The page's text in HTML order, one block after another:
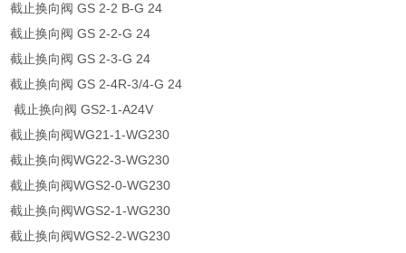
截止换向阀 GS 2-2 B-G 24
截止换向阀 GS 2-2-G 24
截止换向阀 GS 2-3-G 24
截止换向阀 GS 2-4R-3/4-G 24
截止换向阀 GS2-1-A24V
截止换向阀WG21-1-WG230
截止换向阀WG22-3-WG230
截止换向阀WGS2-0-WG230
截止换向阀WGS2-1-WG230
截止换向阀WGS2-2-WG230